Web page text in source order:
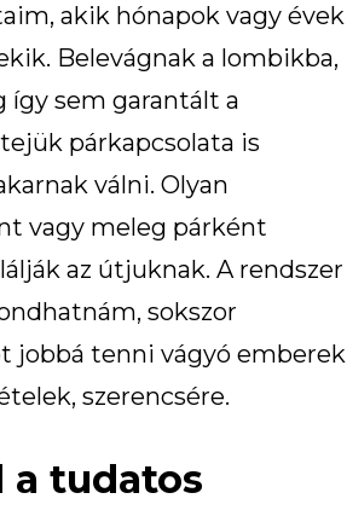
akik hónapok vagy évek
Belevágnak a lombikba,
sem garantált a
párkapcsolata is
válni. Olyan
vagy meleg párként
az útjuknak. A rendszer
sokszor
jobbá tenni vágyó emberek
szerencsére.
a tudatos